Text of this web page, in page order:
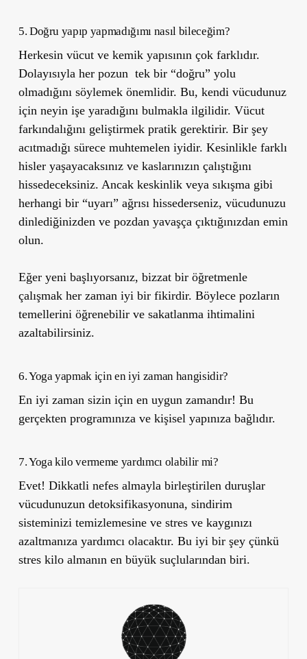
5. Doğru yapıp yapmadığımı nasıl bileceğim?
Herkesin vücut ve kemik yapısının çok farklıdır.
Dolayısıyla her pozun tek bir “doğru” yolu
olmadığını söylemek önemlidir. Bu, kendi vücudunuz
için neyin işe yaradığını bulmakla ilgilidir. Vücut
farkındalığını geliştirmek pratik gerektirir. Bir şey
acıtmadığı sürece muhtemelen iyidir. Kesinlikle farklı
hisler yaşayacaksınız ve kaslarınızın çalıştığını
hissedeceksiniz. Ancak keskinlik veya sıkışma gibi
herhangi bir “uyarı” ağrısı hissederseniz, vücudunuzu
dinlediğinizden ve pozdan yavaşça çıktığınızdan emin
olun.
Eğer yeni başlıyorsanız, bizzat bir öğretmenle
çalışmak her zaman iyi bir fikirdir. Böylece pozların
temellerini öğrenebilir ve sakatlanma ihtimalini
azaltabilirsiniz.
6. Yoga yapmak için en iyi zaman hangisidir?
En iyi zaman sizin için en uygun zamandır! Bu
gerçekten programınıza ve kişisel yapınıza bağlıdır.
7. Yoga kilo vermeme yardımcı olabilir mi?
Evet! Dikkatli nefes almayla birleştirilen duruşlar
vücudunuzun detoksifikasyonuna, sindirim
sisteminizi temizlemesine ve stres ve kaygınızı
azaltmanıza yardımcı olacaktır. Bu iyi bir şey çünkü
stres kilo almanın en büyük suçlularından biri.